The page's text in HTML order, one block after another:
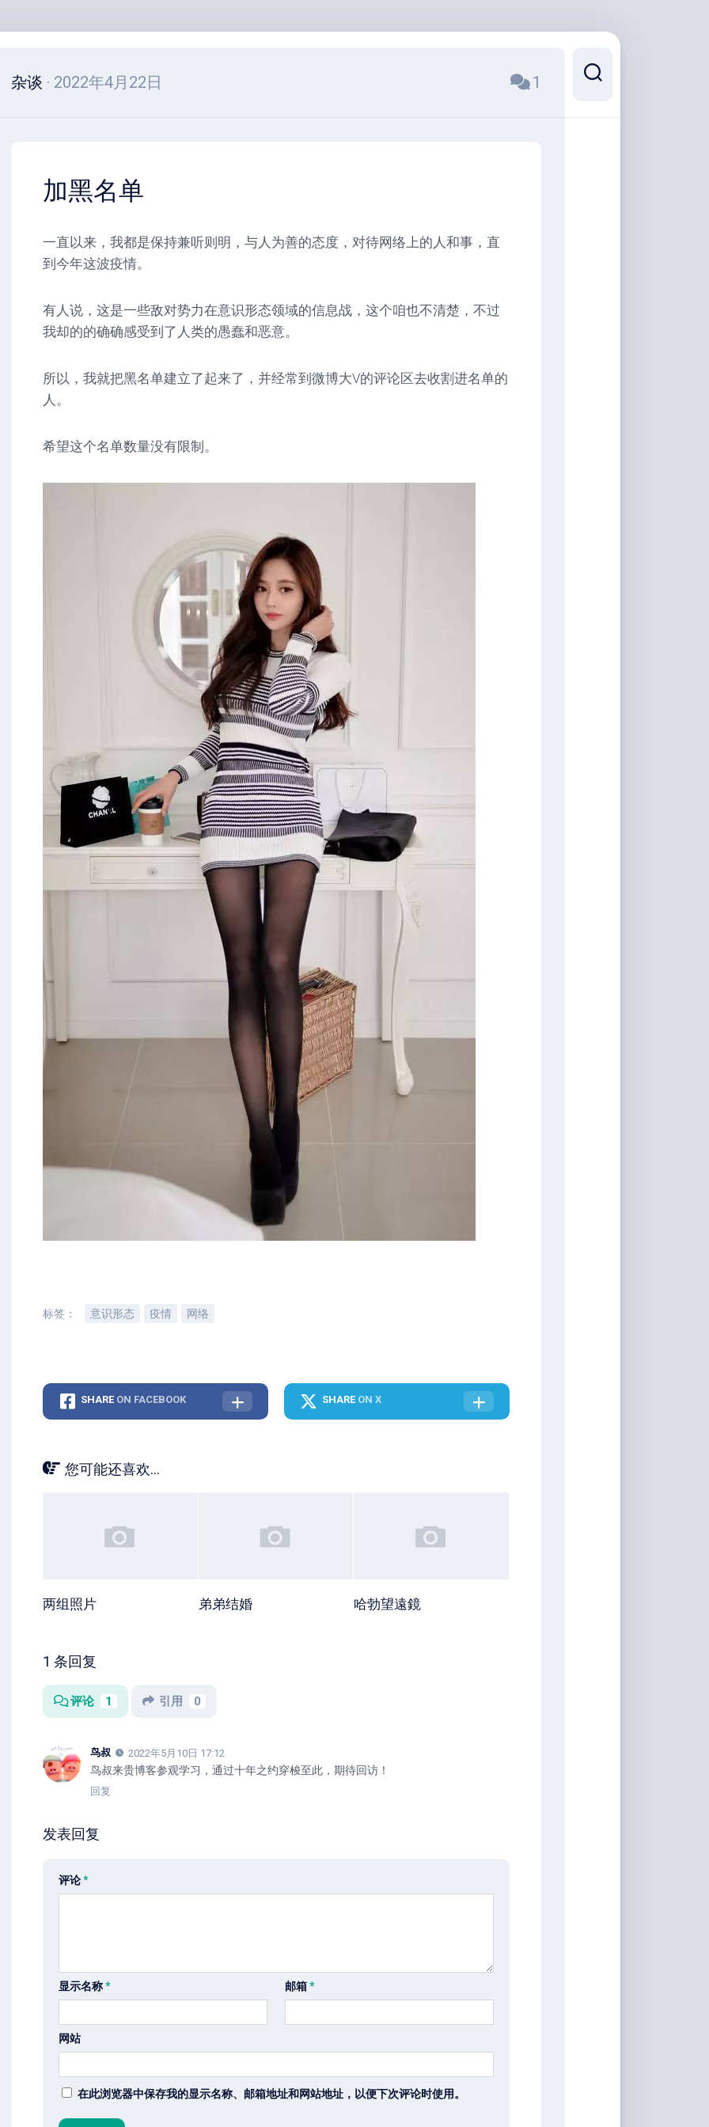
杂谈 · 2022年4月22日 1
加黑名单
一直以来，我都是保持兼听则明，与人为善的态度，对待网络上的人和事，直
到今年这波疫情。
有人说，这是一些敌对势力在意识形态领域的信息战，这个咱也不清楚，不过
我却的的确确感受到了人类的愚蠢和恶意。
所以，我就把黑名单建立了起来了，并经常到微博大V的评论区去收割进名单的
人。
希望这个名单数量没有限制。
标签： 意识形态 疫情 网络
SHARE ON FACEBOOK SHARE ON X
您可能还喜欢...
两组照片 弟弟结婚 哈勃望遠鏡
1 条回复
评论 1 引用 0
鸟叔 2022年5月10日 17:12
鸟叔来贵博客参观学习，通过十年之约穿梭至此，期待回访！
回复
发表回复
评论*
显示名称* 邮箱*
网站
在此浏览器中保存我的显示名称、邮箱地址和网站地址，以便下次评论时使用。